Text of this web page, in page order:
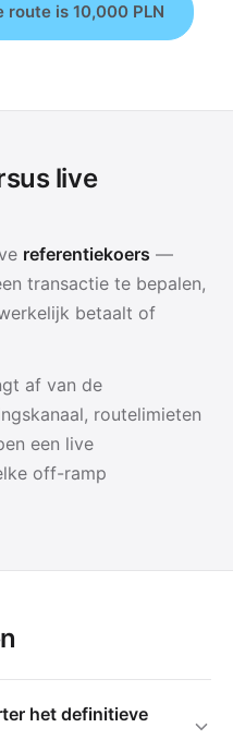
route is 10,000 PLN
live
referentiekoers —
transactie te bepalen,
betaalt of
af van de
routelimieten
een live
off-ramp
het definitieve